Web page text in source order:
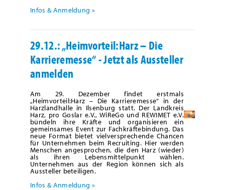
Infos & Anmeldung »
29.12.: „Heimvorteil:Harz – Die
Karrieremesse“ - Jetzt als Aussteller
anmelden
Am 29. Dezember findet erstmals
„Heimvorteil:Harz – Die Karrieremesse“ in der
Harzlandhalle in Ilsenburg statt. Der Landkreis
Harz, pro Goslar e.V., WiReGo und REWIMET e.V.
bündeln ihre Kräfte und organisieren ein
gemeinsames Event zur Fachkräftebindung. Das
neue Format bietet vielversprechende Chancen
für Unternehmen beim Recruiting. Hier werden
Menschen angesprochen, die den Harz (wieder)
als ihren Lebensmittelpunkt wählen.
Unternehmen aus der Region können sich als
Aussteller beteiligen.
Infos & Anmeldung »